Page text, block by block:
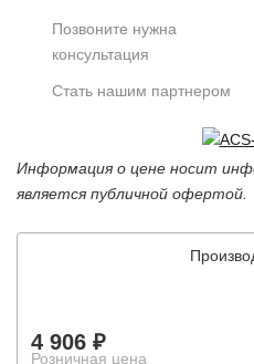
Позвоните нужна
консультация
Стать нашим партнером
Информация о цене носит
является публичной офертой.
4 906 ₽
Розничная цена